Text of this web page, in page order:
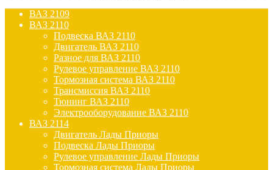
ВАЗ 2109
ВАЗ 2110
Подвеска ВАЗ 2110
Двигатель ВАЗ 2110
Разное для ВАЗ 2110
Рулевое управление ВАЗ 2110
Тормозная система ВАЗ 2110
Трансмиссия ВАЗ 2110
Тюнинг ВАЗ 2110
Электрооборудование ВАЗ 2110
ВАЗ 2114
Двигатель Лады Приоры
Подвеска Лады Приоры
Рулевое управление Лады Приоры
Тормозная система Лады Приоры